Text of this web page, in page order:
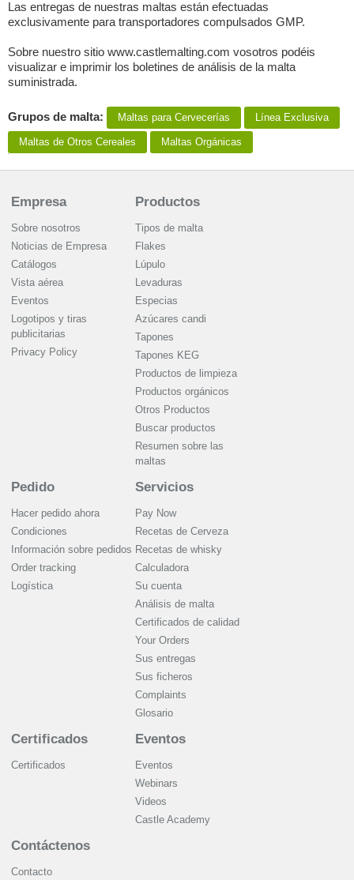
Las entregas de nuestras maltas están efectuadas
exclusivamente para transportadores compulsados GMP.
Sobre nuestro sitio www.castlemalting.com vosotros podéis
visualizar e imprimir los boletines de análisis de la malta
suministrada.
Grupos de malta: Maltas para Сervecerías Línea Exclusiva
Maltas de Otros Cereales Maltas Orgánicas
Empresa
Sobre nosotros
Noticias de Empresa
Catálogos
Vista aérea
Eventos
Logotipos y tiras
publicitarias
Privacy Policy
Productos
Tipos de malta
Flakes
Lúpulo
Levaduras
Especias
Azúcares candi
Tapones
Tapones KEG
Productos de limpieza
Productos orgánicos
Otros Productos
Buscar productos
Resumen sobre las
maltas
Pedido
Hacer pedido ahora
Condiciones
Información sobre pedidos
Order tracking
Logística
Servicios
Pay Now
Recetas de Cerveza
Recetas de whisky
Calculadora
Su cuenta
Análisis de malta
Certificados de calidad
Your Orders
Sus entregas
Sus ficheros
Complaints
Glosario
Certificados
Certificados
Eventos
Eventos
Webinars
Videos
Castle Academy
Contáctenos
Contacto